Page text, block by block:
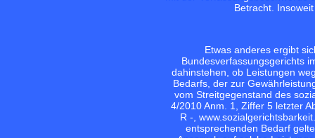
Betracht.
Etwas anderes ergibt
Bundesverfassungsgerichts
dahinstehen, ob Leistungen
Bedarfs, der zur
vom Streitgegenstand des
4/2010 Anm. 1, Ziffer 5 letzter
R -,
entsprechenden Bedarf